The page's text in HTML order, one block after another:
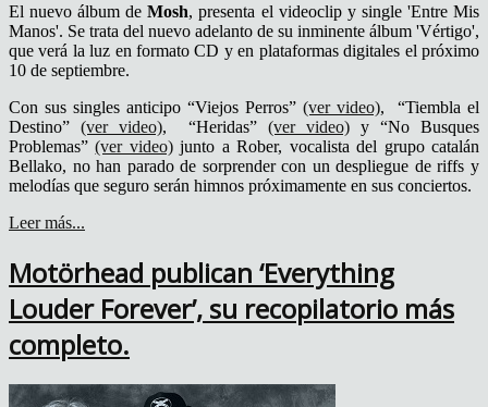
El nuevo álbum de Mosh, presenta el videoclip y single 'Entre Mis
Manos'. Se trata del nuevo adelanto de su inminente álbum 'Vértigo',
que verá la luz en formato CD y en plataformas digitales el próximo
10 de septiembre.
Con sus singles anticipo “Viejos Perros” (ver video), “Tiembla el
Destino” (ver video), “Heridas” (ver video) y “No Busques
Problemas”(ver video)junto a Rober, vocalista del grupo catalán
Bellako, no han parado de sorprender con un despliegue de riffs y
melodías que seguro serán himnos próximamente en sus conciertos.
Leer más...
Motörhead publican ‘Everything
Louder Forever’, su recopilatorio más
completo.